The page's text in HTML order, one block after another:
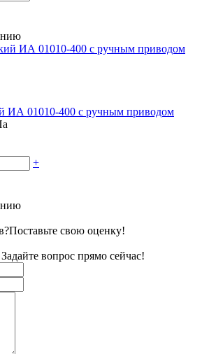
ИА 01010-400 с ручным приводом
+
Поставьте свою оценку!
вопрос прямо сейчас!